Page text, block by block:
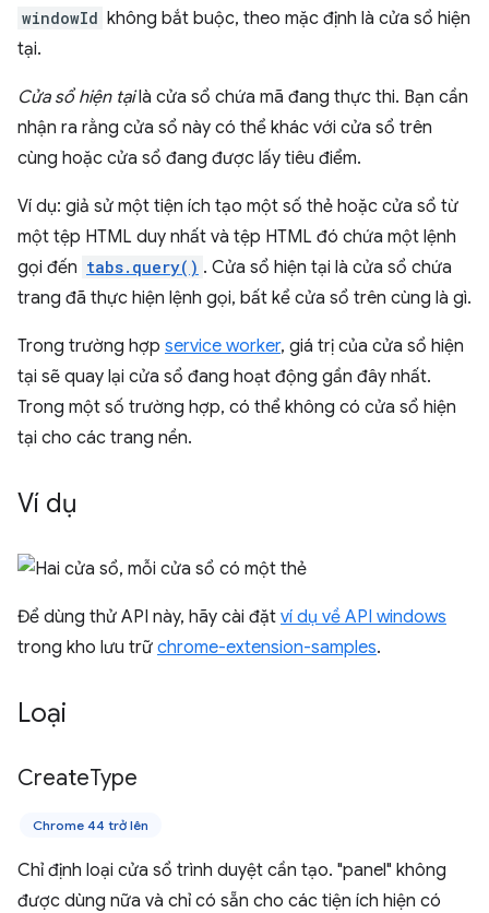
windowId không bắt buộc, theo mặc định là cửa sổ hiện
tại.
Cửa sổ hiện tạilà cửa sổ chứa mã đang thực thi. Bạn cần
nhận ra rằng cửa sổ này có thể khác với cửa sổ trên
cùng hoặc cửa sổ đang được lấy tiêu điểm.
Ví dụ: giả sử một tiện ích tạo một số thẻ hoặc cửa sổ từ
một tệp HTML duy nhất và tệp HTML đó chứa một lệnh
gọi đến tabs.query() . Cửa sổ hiện tại là cửa sổ chứa
trang đã thực hiện lệnh gọi, bất kể cửa sổ trên cùng là gì.
Trong trường hợp service worker, giá trị của cửa sổ hiện
tại sẽ quay lại cửa sổ đang hoạt động gần đây nhất.
Trong một số trường hợp, có thể không có cửa sổ hiện
tại cho các trang nền.
Ví dụ
Để dùng thử API này, hãy cài đặt ví dụ về API windows
trong kho lưu trữ chrome-extension-samples.
Loại
CreateType
Chrome 44 trở lên
Chỉ định loại cửa sổ trình duyệt cần tạo. "panel" không
được dùng nữa và chỉ có sẵn cho các tiện ích hiện có